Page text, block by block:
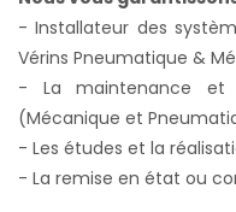
- Installateur des
Vérins Pneumatique &
- La maintenance et
(Mécanique et
- Les études et la
- La remise en état ou